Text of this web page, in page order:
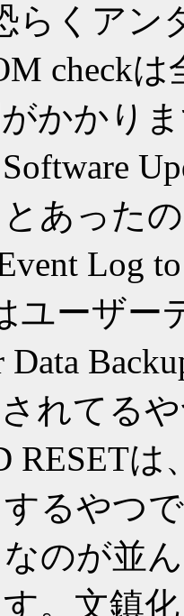
らくアン
check
かかり
あった
Log
ユーザー
Data
れてる
RESET
るやつ
のが並
。文鎮